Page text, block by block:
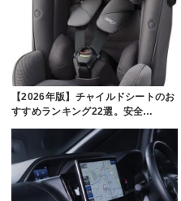
【2026年版】チャイルドシートのお
すすめランキング22選。安全…